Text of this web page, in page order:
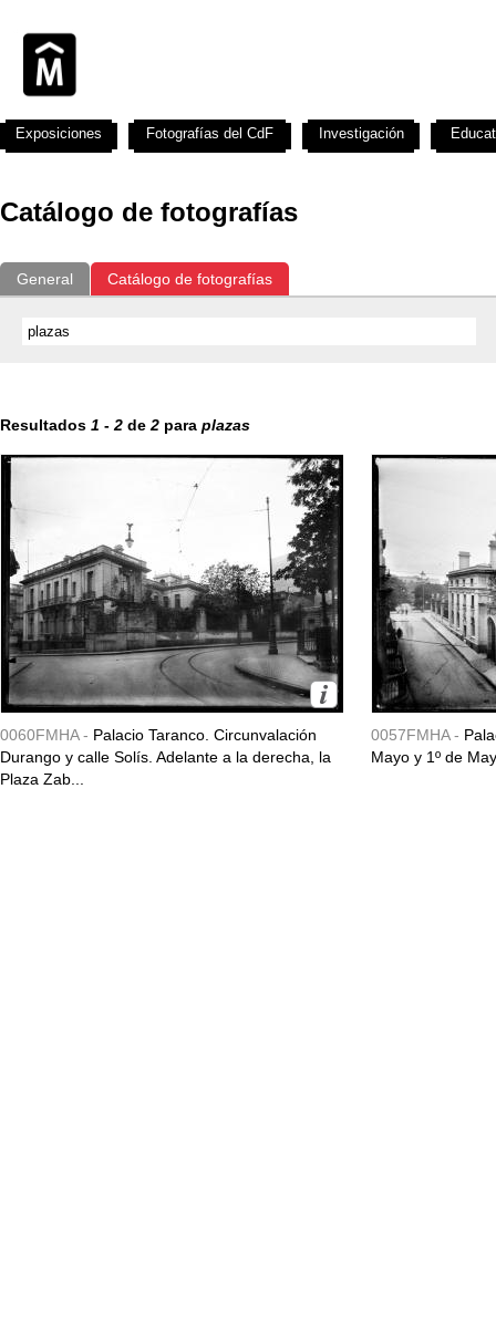
Catálogo de fotografías
General Catálogo de fotografías
Resultados 1 - 2 de 2 para plazas
0060FMHA - Palacio Taranco. Circunvalación
Durango y calle Solís. Adelante a la derecha, la
Plaza Zab...
0057FMHA -
Mayo y 1º de
Exposiciones Fotografías del CdF Investigación